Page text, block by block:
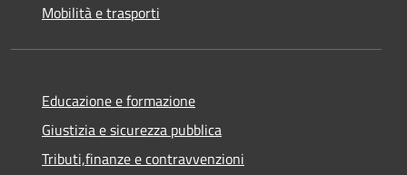
Mobilità e trasporti
Educazione e formazione
Giustizia e sicurezza pubblica
Tributi,finanze e contravvenzioni